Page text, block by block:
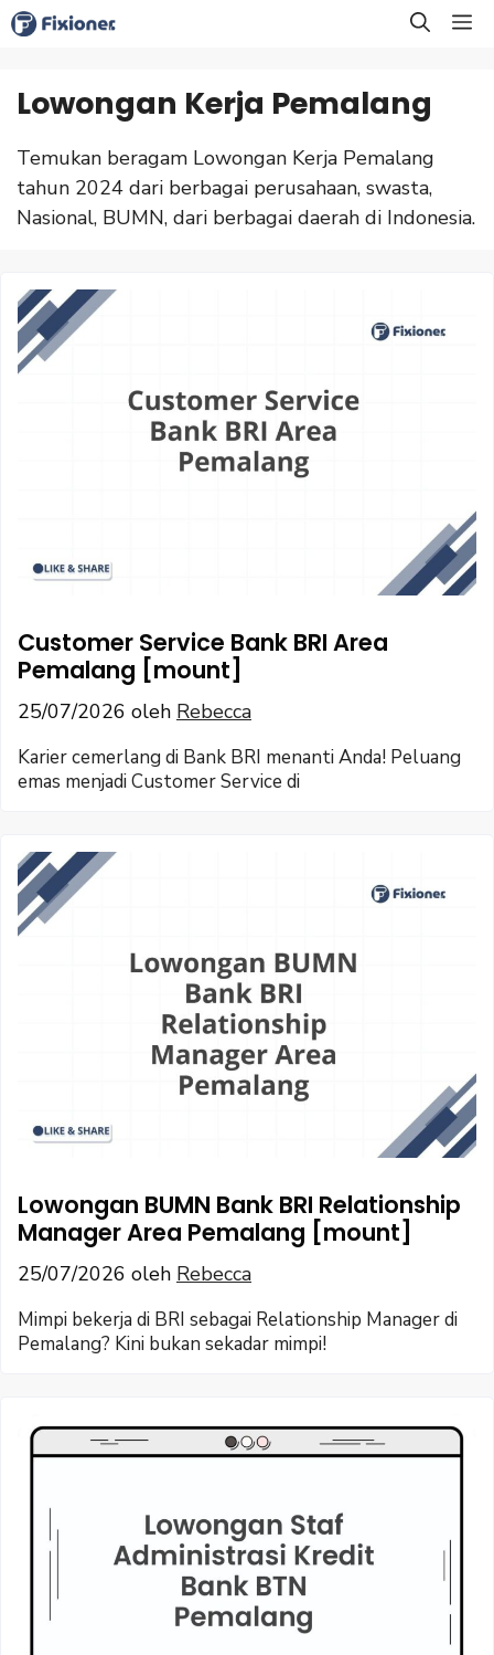
Langsung
ke
Lowongan Kerja Pemalang
Temukan beragam Lowongan Kerja Pemalang
tahun 2024 dari berbagai perusahaan, swasta,
Nasional, BUMN, dari berbagai daerah di Indonesia.
Customer Service Bank BRI Area
Pemalang [mount]
25/07/2026 oleh Rebecca
Karier cemerlang di Bank BRI menanti Anda! Peluang
emas menjadi Customer Service di
Lowongan BUMN Bank BRI Relationship
Manager Area Pemalang [mount]
25/07/2026 oleh Rebecca
Mimpi bekerja di BRI sebagai Relationship Manager di
Pemalang? Kini bukan sekadar mimpi!